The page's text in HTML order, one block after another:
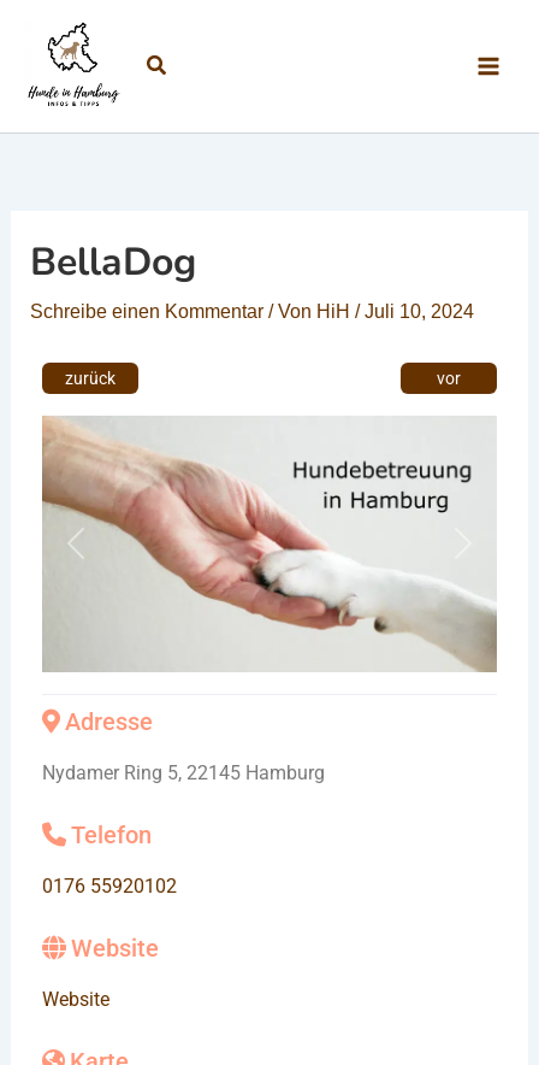
Suchen
BellaDog
Schreibe einen Kommentar / Von HiH /Juli 10, 2024
Vorheriges
Adresse
Nydamer Ring 5, 22145 Hamburg
Telefon
0176 55920102
Website
Website